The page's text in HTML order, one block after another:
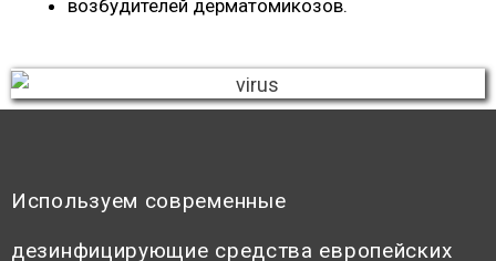
возбудителей дерматомикозов.
Используем современные
дезинфицирующие средства европейских